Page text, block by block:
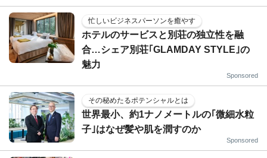
忙しいビジネスパーソンを癒やす
ホテルのサービスと別荘の独立性を融
合…シェア別荘｢GLAMDAY STYLE｣の
魅力
Sponsored
その秘めたるポテンシャルとは
世界最小、約1ナノメートルの｢微細水粒
子｣はなぜ髪や肌を潤すのか
Sponsored